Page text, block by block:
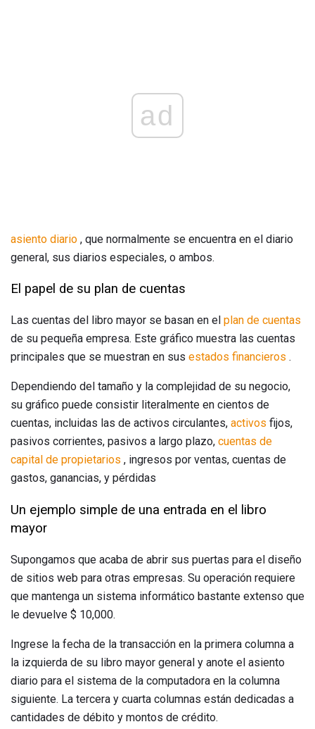
ad
asiento diario , que normalmente se encuentra en el diario
general, sus diarios especiales, o ambos.
El papel de su plan de cuentas
Las cuentas del libro mayor se basan en el plan de cuentas
de su pequeña empresa. Este gráfico muestra las cuentas
principales que se muestran en sus estados financieros .
Dependiendo del tamaño y la complejidad de su negocio,
su gráfico puede consistir literalmente en cientos de
cuentas, incluidas las de activos circulantes, activos fijos,
pasivos corrientes, pasivos a largo plazo, cuentas de
capital de propietarios , ingresos por ventas, cuentas de
gastos, ganancias, y pérdidas
Un ejemplo simple de una entrada en el libro
mayor
Supongamos que acaba de abrir sus puertas para el diseño
de sitios web para otras empresas. Su operación requiere
que mantenga un sistema informático bastante extenso que
le devuelve $ 10,000.
Ingrese la fecha de la transacción en la primera columna a
la izquierda de su libro mayor general y anote el asiento
diario para el sistema de la computadora en la columna
siguiente. La tercera y cuarta columnas están dedicadas a
cantidades de débito y montos de crédito.